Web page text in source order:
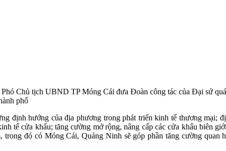
Chủ tịch UBND TP Móng Cái đưa Đoàn công tác của Đại sứ
phố
định hướng của địa phương trong phát triển kinh tế thương
tế cửa khẩu; tăng cường mở rộng, nâng cấp các cửa khẩu biên
trong đó có Móng Cái, Quảng Ninh sẽ góp phần tăng cường